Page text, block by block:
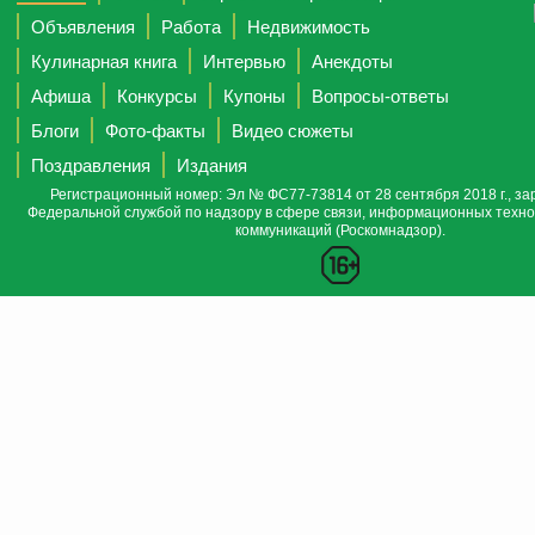
Объявления
Работа
Недвижимость
Кулинарная книга
Интервью
Анекдоты
Афиша
Конкурсы Купоны
Вопросы-ответы
Блоги
Фото-факты
Видео сюжеты
Поздравления
Издания
Регистрационный номер: Эл № ФС77-73814 от 28 сентября 2018 г.,
Федеральной службой по надзору в сфере связи, информационных
коммуникаций (Роскомнадзор).